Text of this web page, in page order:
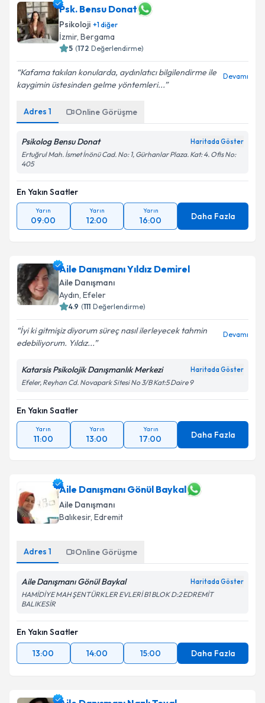
Psk. Bensu Donat
Psikoloji +1diğer
İzmir, Bergama
5 (172 Değerlendirme)
Kafama takılan konularda, aydınlatıcı bilgilendirme ile
kaygimin üstesinden gelme yöntemleri...
Devamı
Adres 1 Online Görüşme
Psikolog Bensu Donat Haritada Göster
Ertuğrul Mah. İsmet İnönü Cad. No: 1, Gürhanlar Plaza. Kat: 4. Ofis No:
405
En Yakın Saatler
Yarın
09:00
Yarın
12:00
Yarın
16:00 Daha Fazla
Aile Danışmanı Yıldız Demirel
Aile Danışmanı
Aydın, Efeler
4.9 (111 Değerlendirme)
İyi ki gitmişiz diyorum süreç nasıl ilerleyecek tahmin
edebiliyorum. Yıldız...
Devamı
Katarsis Psikolojik Danışmanlık Merkezi Haritada Göster
Efeler, Reyhan Cd. Novapark Sitesi No 3/B Kat:5 Daire 9
En Yakın Saatler
Yarın
11:00
Yarın
13:00
Yarın
17:00 Daha Fazla
Aile Danışmanı Gönül Baykal
Aile Danışmanı
Balıkesir, Edremit
Adres 1 Online Görüşme
Aile Danışmanı Gönül Baykal Haritada Göster
HAMİDİYE MAH ŞENTÜRKLER EVLERİ B1 BLOK D:2 EDREMİT
BALIKESİR
En Yakın Saatler
13:00
14:00 15:00 Daha Fazla